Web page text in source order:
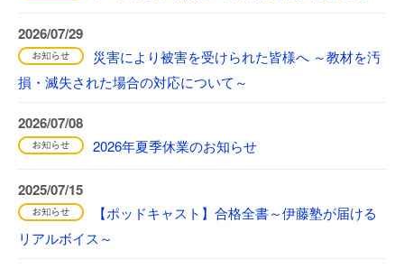
2026/07/29
災害により被害を受けられた皆様へ ～教材を汚
損・滅失された場合の対応について～
2026/07/08
2026年夏季休業のお知らせ
2025/07/15
【ポッドキャスト】合格全書～伊藤塾が届ける
リアルボイス～